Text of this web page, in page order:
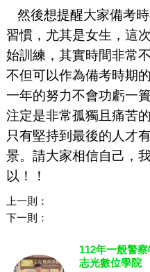
然後想提醒大家備考
習慣，尤其是女生，這
始訓練，其實時間非常
不但可以作為備考時期
一年的努力不會功虧一
注定是非常孤獨且痛苦
只有堅持到最後的人才
景。請大家相信自己，
以！！
上一則：
下一則：
112年一般警
志光數位學院